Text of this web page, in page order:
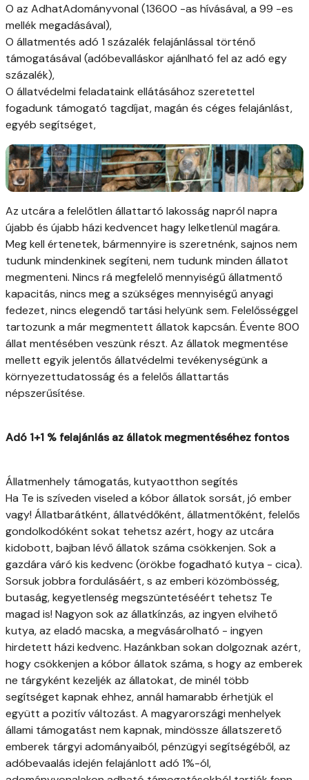
O az AdhatAdományvonal (13600 -as hívásával, a 99 -es
mellék megadásával),
O állatmentés adó 1 százalék felajánlással történő
támogatásával (adóbevalláskor ajánlható fel az adó egy
százalék),
O állatvédelmi feladataink ellátásához szeretettel
fogadunk támogató tagdíjat, magán és céges felajánlást,
egyéb segítséget,
Az utcára a felelőtlen állattartó lakosság napról napra
újabb és újabb házi kedvencet hagy lelketlenül magára.
Meg kell értenetek, bármennyire is szeretnénk, sajnos nem
tudunk mindenkinek segíteni, nem tudunk minden állatot
megmenteni. Nincs rá megfelelő mennyiségű állatmentő
kapacitás, nincs meg a szükséges mennyiségű anyagi
fedezet, nincs elegendő tartási helyünk sem. Felelősséggel
tartozunk a már megmentett állatok kapcsán. Évente 800
állat mentésében veszünk részt. Az állatok megmentése
mellett egyik jelentős állatvédelmi tevékenységünk a
környezettudatosság és a felelős állattartás
népszerűsítése.
Adó 1+1 % felajánlás az állatok megmentéséhez fontos
Állatmenhely támogatás, kutyaotthon segítés
Ha Te is szíveden viseled a kóbor állatok sorsát, jó ember
vagy! Állatbarátként, állatvédőként, állatmentőként, felelős
gondolkodóként sokat tehetsz azért, hogy az utcára
kidobott, bajban lévő állatok száma csökkenjen. Sok a
gazdára váró kis kedvenc (örökbe fogadható kutya - cica).
Sorsuk jobbra fordulásáért, s az emberi közömbösség,
butaság, kegyetlenség megszüntetéséért tehetsz Te
magad is! Nagyon sok az állatkínzás, az ingyen elvihető
kutya, az eladó macska, a megvásárolható - ingyen
hirdetett házi kedvenc. Hazánkban sokan dolgoznak azért,
hogy csökkenjen a kóbor állatok száma, s hogy az emberek
ne tárgyként kezeljék az állatokat, de minél több
segítséget kapnak ehhez, annál hamarabb érhetjük el
együtt a pozitív változást. A magyarországi menhelyek
állami támogatást nem kapnak, mindössze állatszerető
emberek tárgyi adományaiból, pénzügyi segítségéből, az
adóbevaalás idején felajánlott adó 1%-ól,